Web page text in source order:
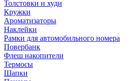
Толстовки и худи
Кружки
Ароматизаторы
Наклейки
Рамки для автомобильного номера
Повербанк
Флеш накопители
Термосы
Шапки